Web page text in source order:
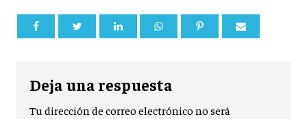
Deja una respuesta
Tu dirección de correo electrónico no será